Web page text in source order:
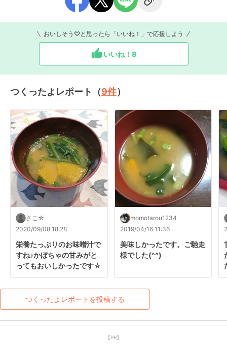
おいしそう♡と思ったら「いいね！」で応援しよう
いいね！ 8
つくったよレポート（9件）
さこ☆
2020/09/08 18:28
栄養たっぷりのお味噌汁で
すね♪かぼちゃの甘みがと
ってもおいしかったです☆
momotarou1234
2019/04/16 11:36
美味しかったです。ご馳走
様でした(^^)
つくったよレポートを投稿する
【PR】